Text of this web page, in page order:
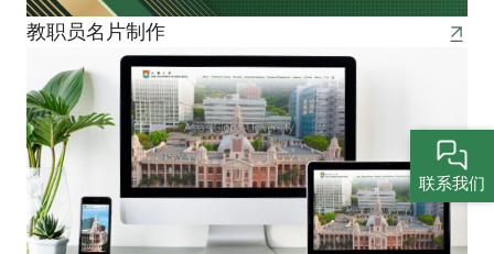
教职员名片制作
联系我们